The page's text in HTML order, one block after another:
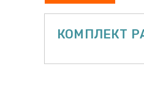
КОМПЛЕКТ